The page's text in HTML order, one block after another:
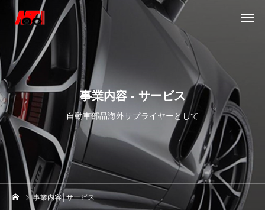
事業内容 - サービス
自動車部品海外サプライヤーとして
事業内容│サービス